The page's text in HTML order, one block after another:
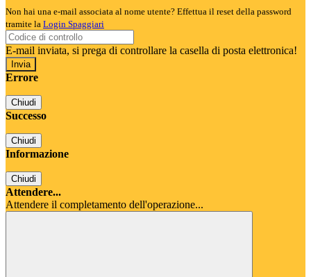
Non hai una e-mail associata al nome utente? Effettua il reset della password
tramite la Login Spaggiari
E-mail inviata, si prega di controllare la casella di posta elettronica!
Errore
Chiudi
Successo
Chiudi
Informazione
Chiudi
Attendere...
Attendere il completamento dell'operazione...